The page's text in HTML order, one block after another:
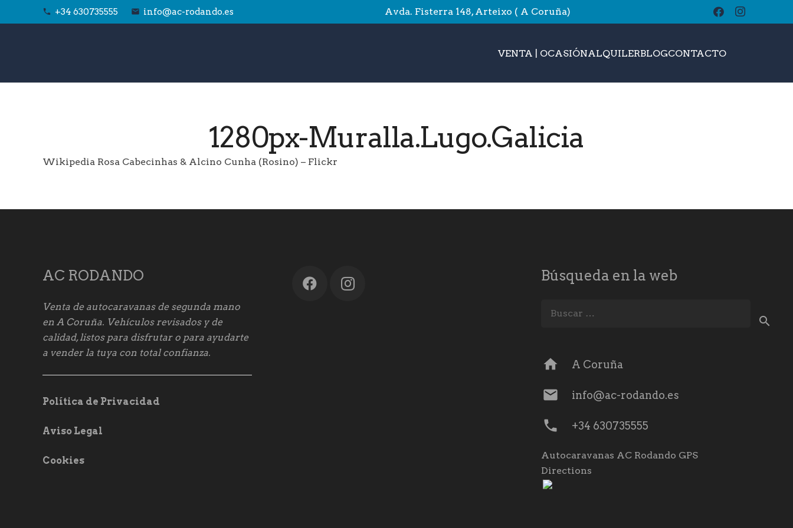
phone +34 630735555 email info@ac-rodando.es Avda. Fisterra 148, Arteixo ( A Coruña)
VENTA | OCASIÓNALQUILERBLOGCONTACTObuscar
1280px-Muralla.Lugo.Galicia
Wikipedia Rosa Cabecinhas & Alcino Cunha (Rosino) – Flickr
AC RODANDO
Venta de autocaravanas de segunda mano
en A Coruña. Vehículos revisados y de
calidad, listos para disfrutar o para ayudarte
a vender la tuya con total confianza.
Política de Privacidad
Aviso Legal
Cookies
Búsqueda en la web
home A Coruña
mail info@ac-rodando.es
phone +34 630735555
Autocaravanas AC Rodando GPS
Directions